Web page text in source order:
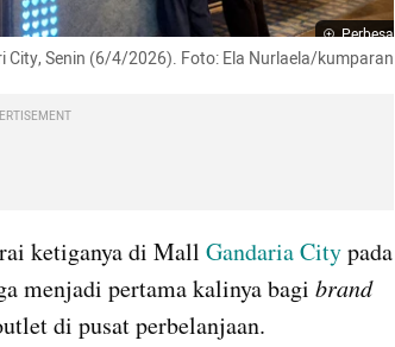
Perbesar
City, Senin (6/4/2026). Foto: Ela Nurlaela/kumparan
ketiganya di Mall Gandaria City pada
menjadi pertama kalinya bagi brand
di pusat perbelanjaan.